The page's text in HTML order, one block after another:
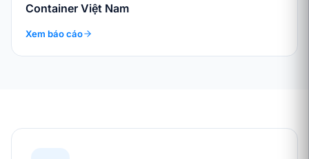
Container Việt Nam
Xem báo cáo